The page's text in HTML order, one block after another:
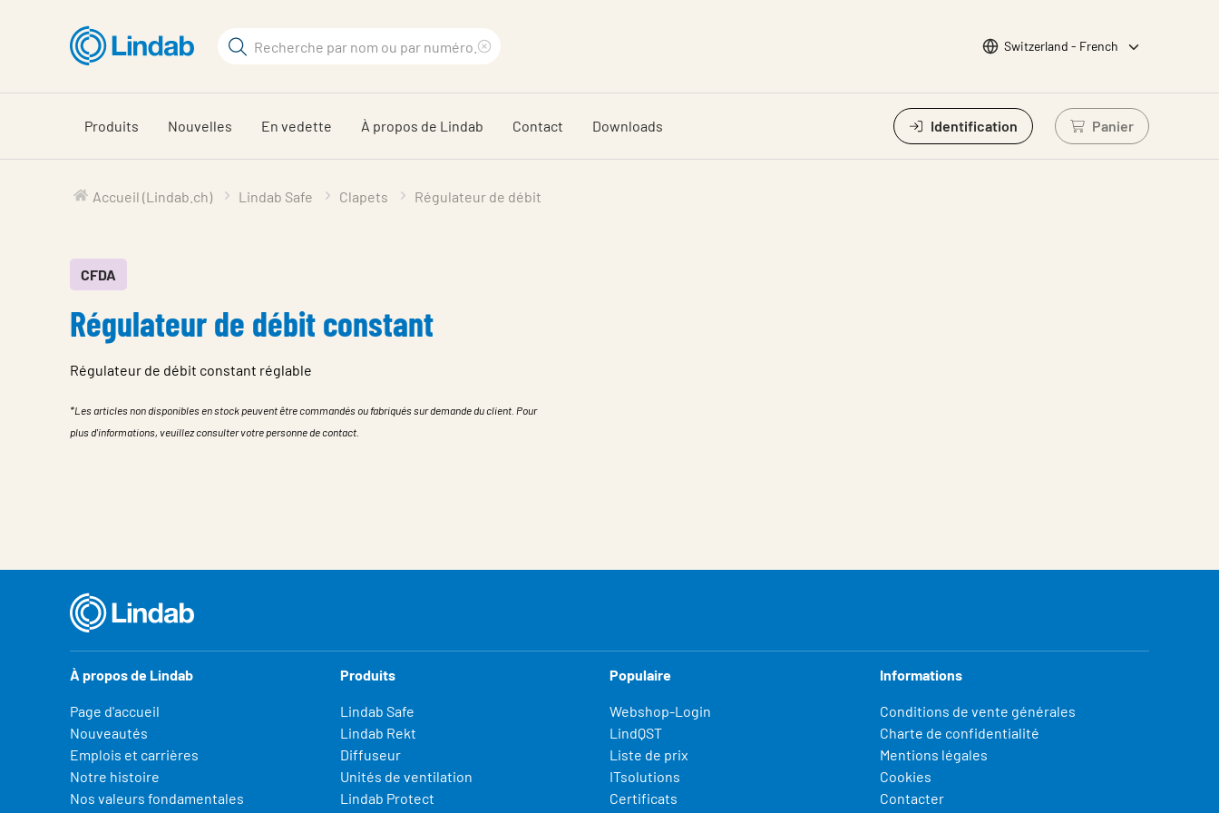
principal
Rechercher
sur
le
terme
recherché
Choisir la langue
Switzerland - French
Produits Nouvelles En vedette À propos de Lindab Contact Downloads Identification Panier
Connectez-vous
Accueil (Lindab.ch) Lindab Safe Clapets Régulateur de débit
CFDA
Régulateur de débit constant
Régulateur de débit constant réglable
*Les articles non disponibles en stock peuvent être commandés ou fabriqués sur demande du client. Pour
plus d'informations, veuillez consulter votre personne de contact.
À propos de Lindab
Page d'accueil
Nouveautés
Emplois et carrières
Notre histoire
Nos valeurs fondamentales
Produits
Lindab Safe
Lindab Rekt
Diffuseur
Unités de ventilation
Lindab Protect
Populaire
Webshop-Login
LindQST
Liste de prix
ITsolutions
Certificats
Informations
Conditions de vente générales
Charte de confidentialité
Mentions légales
Cookies
Contacter